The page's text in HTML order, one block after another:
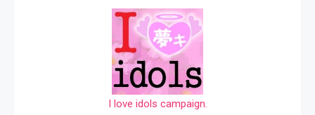
I love idols campaign.